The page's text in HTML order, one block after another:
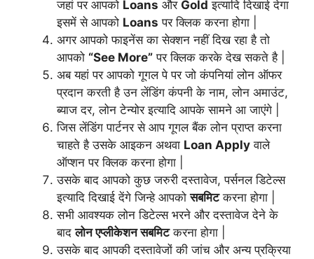
जहां पर आपको Loans और Gold इत्यादि दिखाई देगा
इसमें से आपको Loans पर क्लिक करना होगा |
अगर आपको फाइनेंस का सेक्शन नहीं दिख रहा है तो
आपको “See More” पर क्लिक करके देख सकते है |
अब यहां पर आपको गूगल पे पर जो कंपनियां लोन ऑफर
प्रदान करती है उन लेंडिंग कंपनी के नाम, लोन अमाउंट,
ब्याज दर, लोन टेन्योर इत्यादि आपके सामने आ जाएंगे |
जिस लेंडिंग पार्टनर से आप गूगल बैंक लोन प्राप्त करना
चाहते है उसके आइकन अथवा Loan Apply वाले
ऑप्शन पर क्लिक करना होगा |
उसके बाद आपको कुछ जरुरी दस्तावेज, पर्सनल डिटेल्स
इत्यादि दिखाई देंगे जिन्हे आपकोसबमिटकरना होगा |
सभी आवश्यक लोन डिटेल्स भरने और दस्तावेज देने के
बादलोन एप्लीकेशन सबमिटकरना होगा |
उसके बाद आपकी दस्तावेजों की जांच और अन्य प्रक्रिया